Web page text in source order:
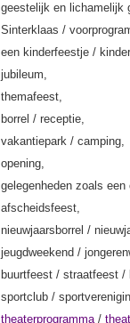
geestelijk en lichamelijk
Sinterklaas /
een kinderfeestje /
jubileum,
themafeest,
borrel / receptie,
vakantiepark / camping,
opening,
gelegenheden zoals
afscheidsfeest,
nieuwjaarsborrel /
jeugdweekend /
buurtfeest / straatfeest /
sportclub /
theaterprogramma/